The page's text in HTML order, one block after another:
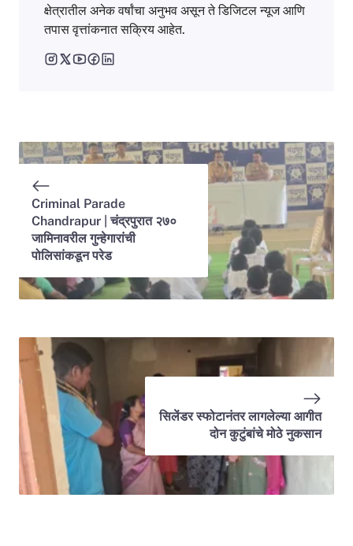
क्षेत्रातील अनेक वर्षांचा अनुभव असून ते डिजिटल न्यूज आणि
तपास वृत्तांकनात सक्रिय आहेत.
Criminal Parade
Chandrapur | चंद्रपुरात २७०
जामिनावरील गुन्हेगारांची
पोलिसांकडून परेड
सिलेंडर स्फोटानंतर लागलेल्या आगीत
दोन कुटुंबांचे मोठे नुकसान